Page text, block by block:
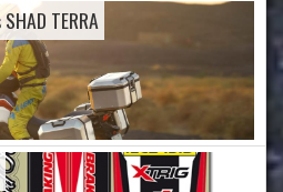
TERRA